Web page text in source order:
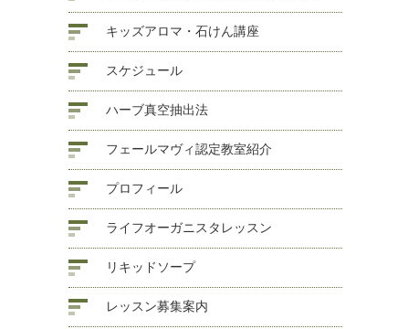
キッズアロマ・石けん講座
スケジュール
ハーブ真空抽出法
フェールマヴィ認定教室紹介
プロフィール
ライフオーガニスタレッスン
リキッドソープ
レッスン募集案内